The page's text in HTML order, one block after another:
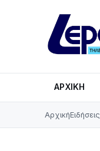
ΑΡΧΙΚΉ
ΑρχικήΕιδήσεις